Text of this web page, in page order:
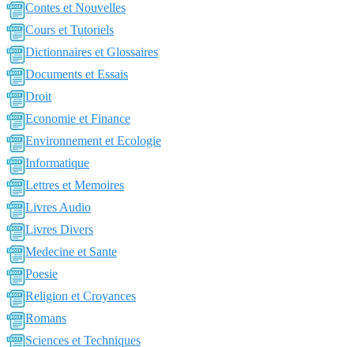
Contes et Nouvelles
Cours et Tutoriels
Dictionnaires et Glossaires
Documents et Essais
Droit
Economie et Finance
Environnement et Ecologie
Informatique
Lettres et Memoires
Livres Audio
Livres Divers
Medecine et Sante
Poesie
Religion et Croyances
Romans
Sciences et Techniques